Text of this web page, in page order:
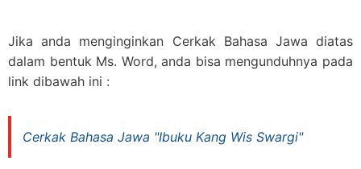
Jika anda menginginkan Cerkak Bahasa Jawa diatas
dalam bentuk Ms. Word, anda bisa mengunduhnya pada
link dibawah ini :
Cerkak Bahasa Jawa "Ibuku Kang Wis Swargi"